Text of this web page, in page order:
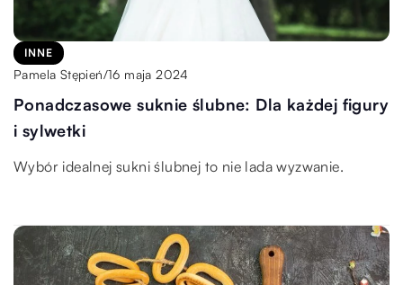
INNE
Pamela Stępień/16 maja 2024
Ponadczasowe suknie ślubne: Dla każdej figury
i sylwetki
Wybór idealnej sukni ślubnej to nie lada wyzwanie.